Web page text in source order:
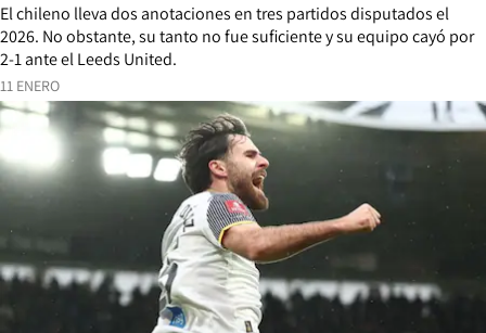
11 ENERO
El chileno lleva dos anotaciones en tres partidos disputados el
2026. No obstante, su tanto no fue suficiente y su equipo cayó por
2-1 ante el Leeds United.